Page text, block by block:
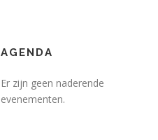
AGENDA
Er zijn geen naderende
evenementen.